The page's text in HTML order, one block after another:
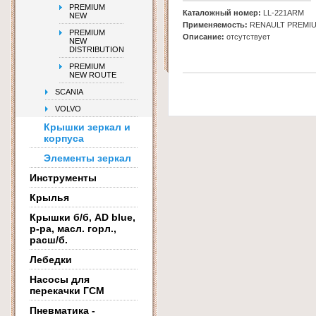
PREMIUM
NEW
PREMIUM
NEW
DISTRIBUTION
PREMIUM
NEW ROUTE
SCANIA
VOLVO
Крышки зеркал и
корпуса
Элементы зеркал
Инструменты
Крылья
Крышки б/б, AD blue,
р-ра, масл. горл.,
расш/б.
Лебедки
Насосы для
перекачки ГСМ
Пневматика -
Каталожный номер: LL-221ARM
Применяемость: RENAULT
Описание: отсутствует